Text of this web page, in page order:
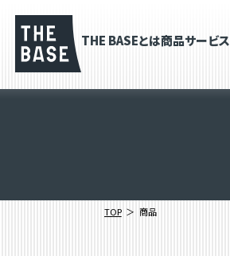
THE BASEとは商品サービス
TOP 商品